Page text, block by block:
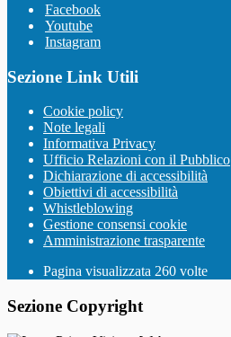
Facebook
Youtube
Instagram
Sezione Link Utili
Cookie policy
Note legali
Informativa Privacy
Ufficio Relazioni con il Pubblico
Dichiarazione di accessibilità
Obiettivi di accessibilità
Whistleblowing
Gestione consensi cookie
Amministrazione trasparente
Pagina visualizzata 260 volte
Sezione Copyright